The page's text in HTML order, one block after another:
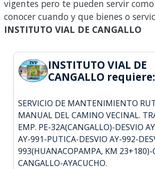
vigentes pero te pueden servir
conocer cuando y que bienes o
INSTITUTO VIAL DE CANGALLO
INSTITUTO VIAL DE
CANGALLO requiere:
SERVICIO DE MANTENIMIENTO
MANUAL DEL CAMINO VECINAL.
EMP. PE-32A(CANGALLO)-DESVIO
AY-991-PUTICA-DESVIO AY-992-
993(HUANACOPAMPA, KM 23+180)-
CANGALLO-AYACUCHO.